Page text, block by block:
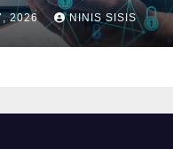
2026 NINIS SISIS